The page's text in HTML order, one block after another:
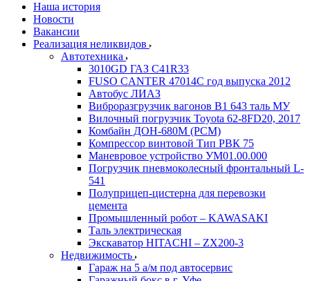
Наша история
Новости
Вакансии
Реализация неликвидов
Автотехника
3010GD ГАЗ С41R33
FUSO CANTER 47014C год выпуска 2012
Автобус ЛИАЗ
Виброразгрузчик вагонов В1 643 таль МУ
Вилочный погрузчик Toyota 62-8FD20, 2017
Комбайн ДОН-680М (РСМ)
Компрессор винтовой Тип РВК 75
Маневровое устройство УМ01.00.000
Погрузчик пневмоколесный фронтальный L-
541
Полуприцеп-цистерна для перевозки
цемента
Промышленный робот – KAWASAKI
Таль электрическая
Экскаватор HITACHI – ZX200-3
Недвижимость
Гараж на 5 а/м под автосервис